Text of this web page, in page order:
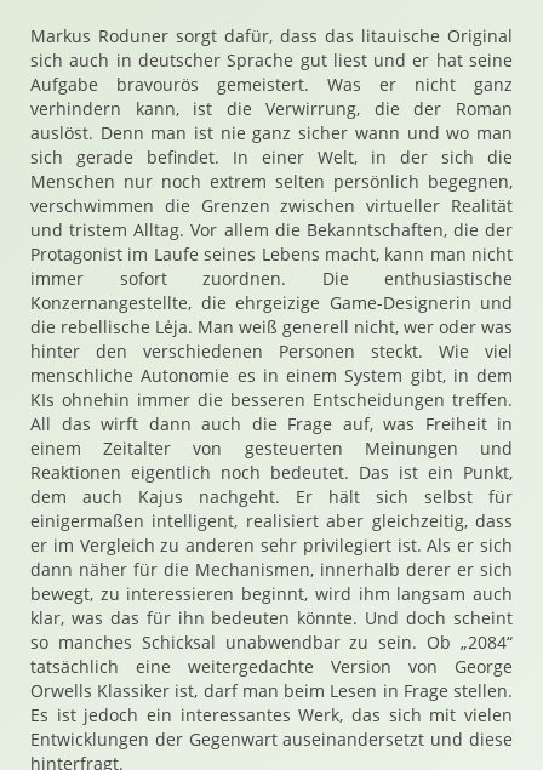
Markus Roduner sorgt dafür, dass das litauische Original
sich auch in deutscher Sprache gut liest und er hat seine
Aufgabe bravourös gemeistert. Was er nicht ganz
verhindern kann, ist die Verwirrung, die der Roman
auslöst. Denn man ist nie ganz sicher wann und wo man
sich gerade befindet. In einer Welt, in der sich die
Menschen nur noch extrem selten persönlich begegnen,
verschwimmen die Grenzen zwischen virtueller Realität
und tristem Alltag. Vor allem die Bekanntschaften, die der
Protagonist im Laufe seines Lebens macht, kann man nicht
immer sofort zuordnen. Die enthusiastische
Konzernangestellte, die ehrgeizige Game-Designerin und
die rebellische Lėja. Man weiß generell nicht, wer oder was
hinter den verschiedenen Personen steckt. Wie viel
menschliche Autonomie es in einem System gibt, in dem
KIs ohnehin immer die besseren Entscheidungen treffen.
All das wirft dann auch die Frage auf, was Freiheit in
einem Zeitalter von gesteuerten Meinungen und
Reaktionen eigentlich noch bedeutet. Das ist ein Punkt,
dem auch Kajus nachgeht. Er hält sich selbst für
einigermaßen intelligent, realisiert aber gleichzeitig, dass
er im Vergleich zu anderen sehr privilegiert ist. Als er sich
dann näher für die Mechanismen, innerhalb derer er sich
bewegt, zu interessieren beginnt, wird ihm langsam auch
klar, was das für ihn bedeuten könnte. Und doch scheint
so manches Schicksal unabwendbar zu sein. Ob „2084“
tatsächlich eine weitergedachte Version von George
Orwells Klassiker ist, darf man beim Lesen in Frage stellen.
Es ist jedoch ein interessantes Werk, das sich mit vielen
Entwicklungen der Gegenwart auseinandersetzt und diese
hinterfragt.